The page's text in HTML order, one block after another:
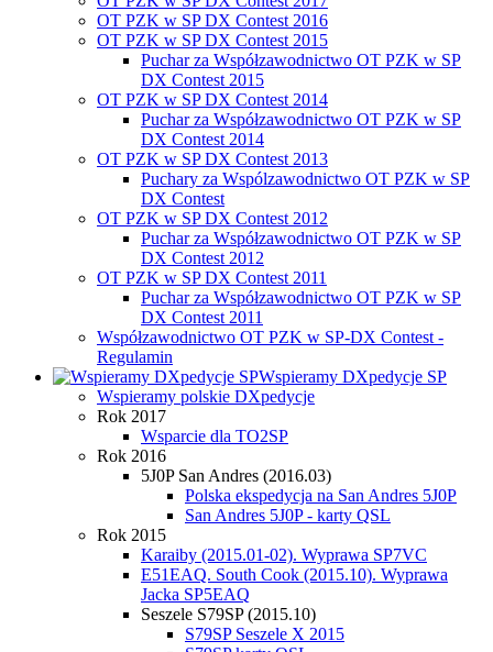
OT PZK w SP DX Contest 2016
OT PZK w SP DX Contest 2015
Puchar za Współzawodnictwo OT PZK w SP
DX Contest 2015
OT PZK w SP DX Contest 2014
Puchar za Współzawodnictwo OT PZK w SP
DX Contest 2014
OT PZK w SP DX Contest 2013
Puchary za Wspólzawodnictwo OT PZK w SP
DX Contest
OT PZK w SP DX Contest 2012
Puchar za Współzawodnictwo OT PZK w SP
DX Contest 2012
OT PZK w SP DX Contest 2011
Puchar za Współzawodnictwo OT PZK w SP
DX Contest 2011
Współzawodnictwo OT PZK w SP-DX Contest -
Regulamin
Wspieramy DXpedycje SP
Wspieramy polskie DXpedycje
Rok 2017
Wsparcie dla TO2SP
Rok 2016
5J0P San Andres (2016.03)
Polska ekspedycja na San Andres 5J0P
San Andres 5J0P - karty QSL
Rok 2015
Karaiby (2015.01-02). Wyprawa SP7VC
E51EAQ. South Cook (2015.10). Wyprawa
Jacka SP5EAQ
Seszele S79SP (2015.10)
S79SP Seszele X 2015